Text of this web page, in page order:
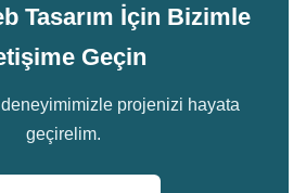
Tasarım İçin Bizimle
Geçin
deneyimimizle projenizi hayata
geçirelim.